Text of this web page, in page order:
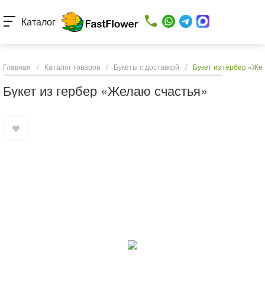
Каталог
Главная / Каталог товаров / Букеты с доставкой / Букет из гербер
Букет из гербер «Желаю счастья»